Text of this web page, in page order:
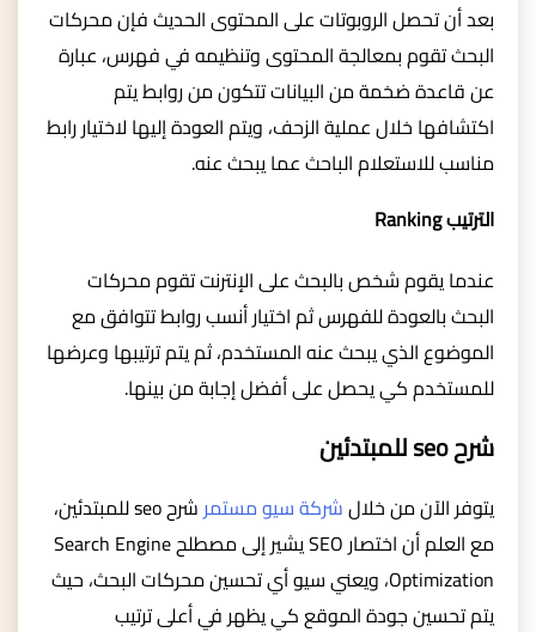
بعد أن تحصل الروبوتات على المحتوى الحديث فإن محركات
البحث تقوم بمعالجة المحتوى وتنظيمه في فهرس، عبارة
عن قاعدة ضخمة من البيانات تتكون من روابط يتم
اكتشافها خلال عملية الزحف، ويتم العودة إليها لاختيار رابط
مناسب للاستعلام الباحث عما يبحث عنه.
الترتيب Ranking
عندما يقوم شخص بالبحث على الإنترنت تقوم محركات
البحث بالعودة للفهرس ثم اختيار أنسب روابط تتوافق مع
الموضوع الذي يبحث عنه المستخدم، ثم يتم ترتيبها وعرضها
للمستخدم كي يحصل على أفضل إجابة من بينها.
شرح seo للمبتدئين
يتوفر الآن من خلالشركة سيومستمر
شرح seo للمبتدئين،
مع العلم أن اختصار SEO يشير إلى مصطلح Search Engine
Optimization، ويعني سيو أي تحسين محركات البحث، حيث
يتم تحسين جودة الموقع كي يظهر في أعلى ترتيب